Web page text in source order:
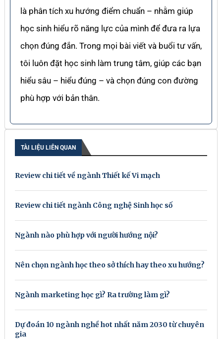
là phân tích xu hướng điểm chuẩn – nhằm giúp
học sinh hiểu rõ năng lực của mình để đưa ra lựa
chọn đúng đắn. Trong mọi bài viết và buổi tư vấn,
tôi luôn đặt học sinh làm trung tâm, giúp các bạn
hiểu sâu – hiểu đúng – và chọn đúng con đường
phù hợp với bản thân.
TÀI LIỆU LIÊN QUAN
Review chi tiết về ngành Thiết kế Vi mạch
Review chi tiết ngành Công nghệ Sinh học số
Ngành nào phù hợp với người hướng nội?
Nên chọn ngành học theo sở thích hay theo xu hướng?
Ngành marketing học gì? Ra trường làm gì?
Dự đoán 10 ngành nghề hot nhất năm 2030 từ chuyên
gia